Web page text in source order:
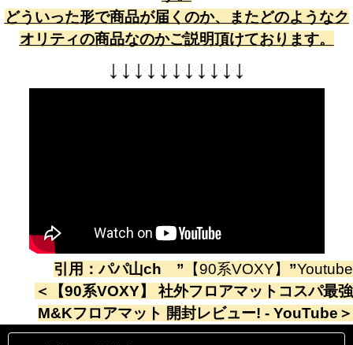
どういった形で商品が届くのか、またどのようなク
オリティの商品なのかご説明頂けております。
↓ ↓ ↓ ↓ ↓ ↓ ↓ ↓ ↓ ↓ ↓
引用：パパ山ch ” 【90系VOXY】 ”Youtube
＜
【90系VOXY】 社外フロアマットコスパ最強
M&Kフロアマット 開封レビュー! - YouTube ＞